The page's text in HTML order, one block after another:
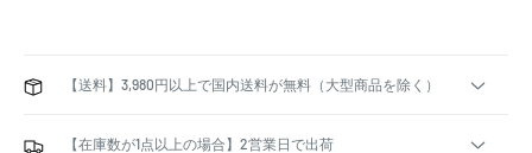
【送料】3,980円以上で国内送料が無料（大型商品を除く）
【在庫数が1点以上の場合】2営業日で出荷